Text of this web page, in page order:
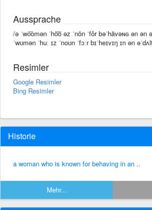
Aussprache
/ə ˈwo͝omən ˈho͞o əz ˈnōn ˈfôr bəˈhāvəɴɢ ən ən
ˈwʊmən ˈhuː ɪz ˈnoʊn ˈfɔːr bɪˈheɪvɪŋ ɪn ən
Resimler
Google Resimler
Bing Resimler
Historie
a woman who is known for behaving in an ..
Mehr...